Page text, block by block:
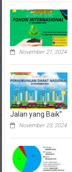
November 21, 2024
Jalan yang Baik”
November 23, 2024